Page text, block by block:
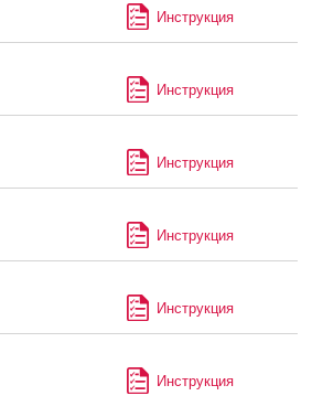
Инструкция
Инструкция
Инструкция
Инструкция
Инструкция
Инструкция